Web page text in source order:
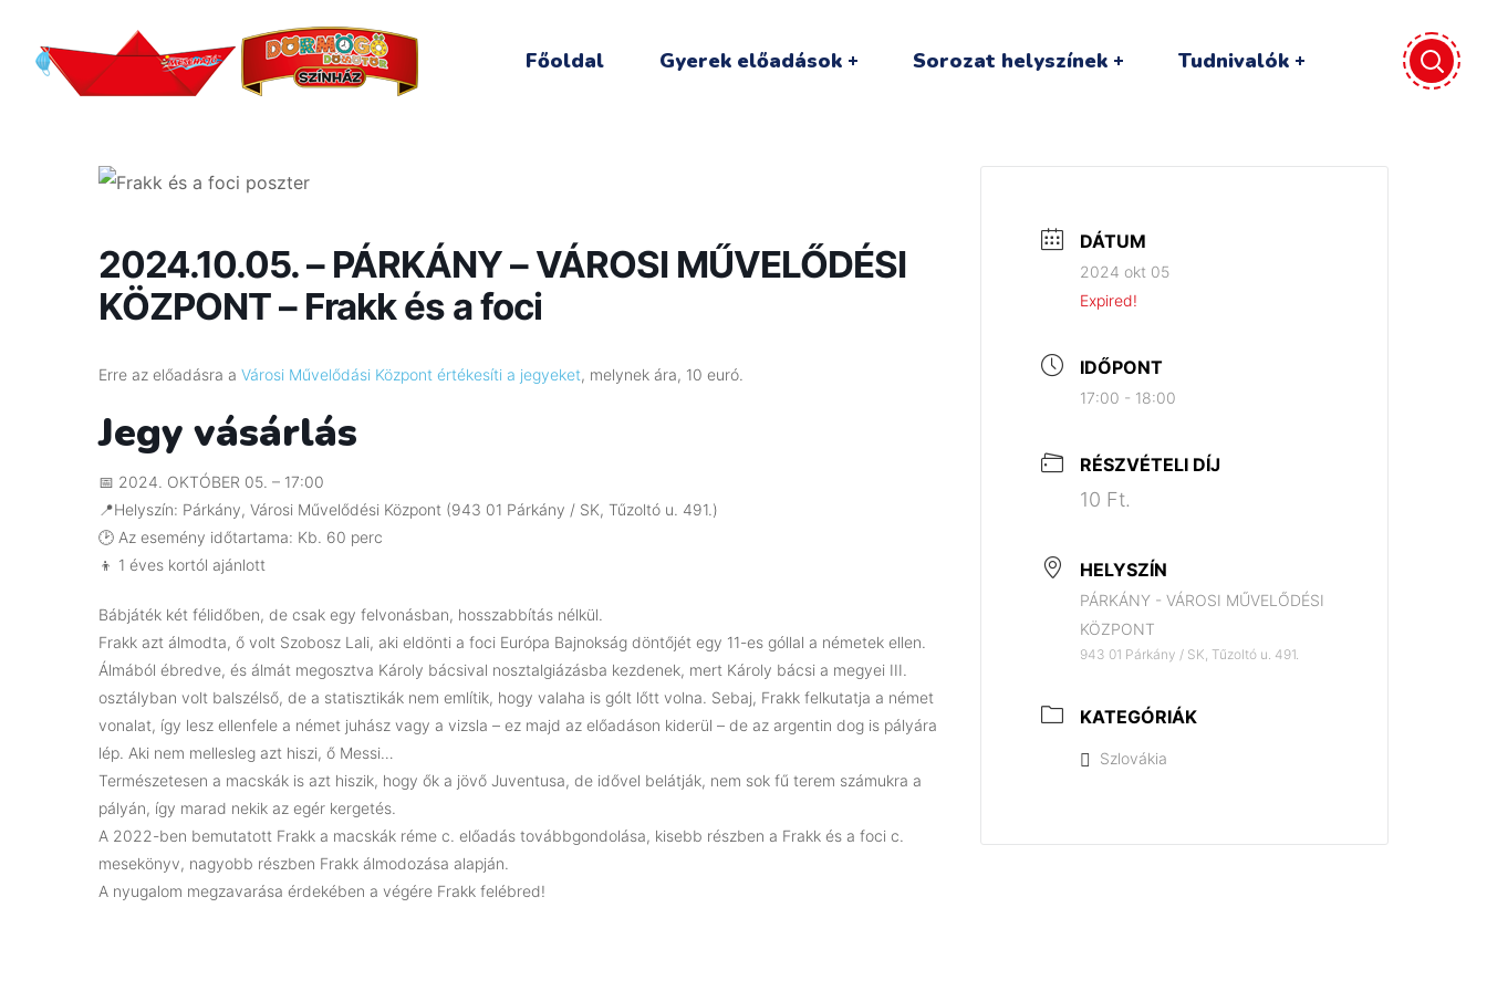
Főoldal Gyerek előadások Sorozat helyszínek Tudnivalók
2024.10.05. – PÁRKÁNY – VÁROSI MŰVELŐDÉSI
KÖZPONT – Frakk és a foci
Erre az előadásra a Városi Művelődási Központ értékesíti a jegyeket, melynek ára, 10 euró.
Jegy vásárlás
📅 2024. OKTÓBER 05. – 17:00
📍Helyszín: Párkány, Városi Művelődési Központ (943 01 Párkány / SK, Tűzoltó u. 491.)
🕑 Az esemény időtartama: Kb. 60 perc
👦 1 éves kortól ajánlott
Bábjáték két félidőben, de csak egy felvonásban, hosszabbítás nélkül.
Frakk azt álmodta, ő volt Szobosz Lali, aki eldönti a foci Európa Bajnokság döntőjét egy 11-es góllal a németek ellen.
Álmából ébredve, és álmát megosztva Károly bácsival nosztalgiázásba kezdenek, mert Károly bácsi a megyei III.
osztályban volt balszélső, de a statisztikák nem említik, hogy valaha is gólt lőtt volna. Sebaj, Frakk felkutatja a német
vonalat, így lesz ellenfele a német juhász vagy a vizsla – ez majd az előadáson kiderül – de az argentin dog is pályára
lép. Aki nem mellesleg azt hiszi, ő Messi…
Természetesen a macskák is azt hiszik, hogy ők a jövő Juventusa, de idővel belátják, nem sok fű terem számukra a
pályán, így marad nekik az egér kergetés.
A 2022-ben bemutatott Frakk a macskák réme c. előadás továbbgondolása, kisebb részben a Frakk és a foci c.
mesekönyv, nagyobb részben Frakk álmodozása alapján.
A nyugalom megzavarása érdekében a végére Frakk felébred!
DÁTUM
2024 okt 05
Expired!
IDŐPONT
17:00 - 18:00
RÉSZVÉTELI DÍJ
10 Ft.
HELYSZÍN
PÁRKÁNY - VÁROSI MŰVELŐDÉSI
KÖZPONT
943 01 Párkány / SK, Tűzoltó u. 491.
KATEGÓRIÁK
Szlovákia